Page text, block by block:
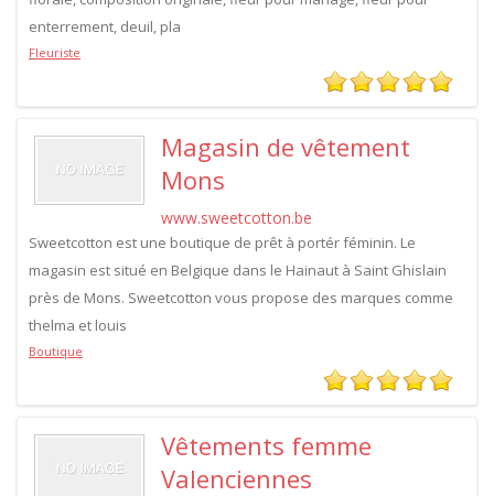
enterrement, deuil, pla
Fleuriste
Magasin de vêtement
Mons
www.sweetcotton.be
Sweetcotton est une boutique de prêt à portér féminin. Le
magasin est situé en Belgique dans le Hainaut à Saint Ghislain
près de Mons. Sweetcotton vous propose des marques comme
thelma et louis
Boutique
Vêtements femme
Valenciennes